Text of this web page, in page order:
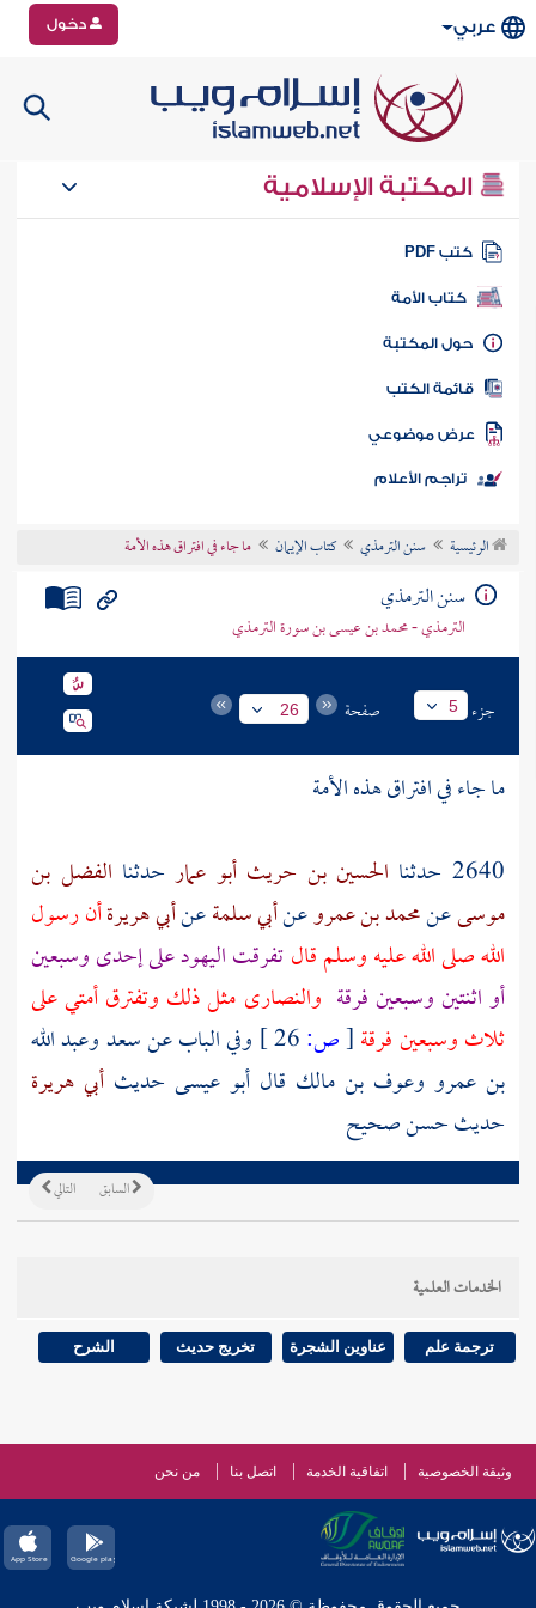
عربي دخول
المكتبة الإسلامية
كتب PDF
كتاب الأمة
المكتبة
الكتب
موضوعي
تراجم الأعلام
الرئيسية سنن الترمذي كتاب الإيمان ما جاء في افتراق هذه الأمة
سنن الترمذي
الترمذي - محمد بن عيسى بن سورة الترمذي
جزء 5 صفحة 26
ما جاء في افتراق هذه الأمة
2640 حدثنا
الحسين بن حريث أبو عمار حدثنا الفضل بن
موسىعنمحمد بن عمروعنأبي سلمةعنأبي هريرةأن رسول
الله صلى الله عليه وسلم قالتفرقتاليهودعلى إحدى وسبعين
أو اثنتين وسبعين فرقة والنصارى مثل ذلك وتفترق أمتي على
ثلاث وسبعين فرقة[ص:
وفي الباب عن سعد وعبد الله
بن عمرو وعوف بن مالك قال أبو عيسى حديث أبي هريرة
حديث حسن صحيح
التالي السابق
الخدمات العلمية
ترجمة علم عناوين الشجرة تخريج حديث الشرح
وثيقة الخصوصية اتفاقية الخدمة اتصل بنا من نحن